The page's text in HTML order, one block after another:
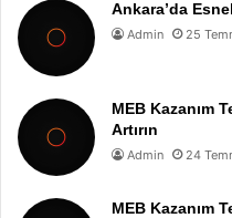
Ankara’da
Admin 25
MEB Kazanım
Artırın
Admin 24
MEB Kazanım